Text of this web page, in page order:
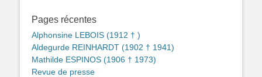
Pages récentes
Alphonsine LEBOIS (1912 † )
Aldegurde REINHARDT (1902 † 1941)
Mathilde ESPINOS (1906 † 1973)
Revue de presse